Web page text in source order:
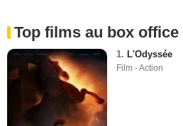
Top films au box office
1. L'Odyssée
Film - Action